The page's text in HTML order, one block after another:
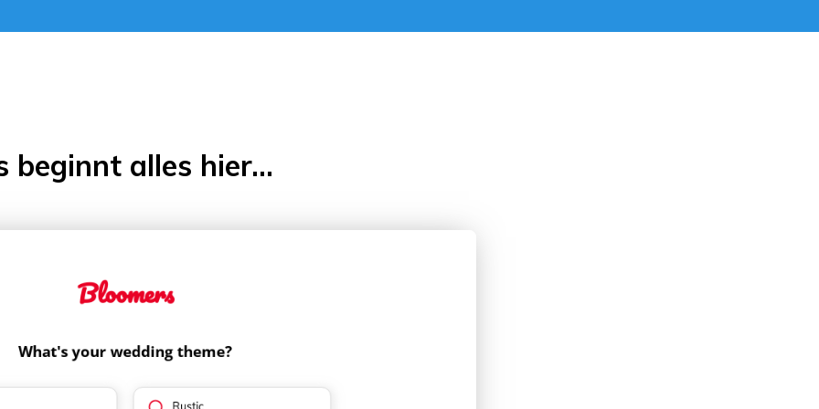
beginnt alles hier...